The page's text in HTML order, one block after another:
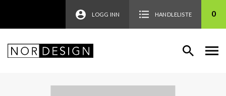
LOGG INN HANDLELISTE 0